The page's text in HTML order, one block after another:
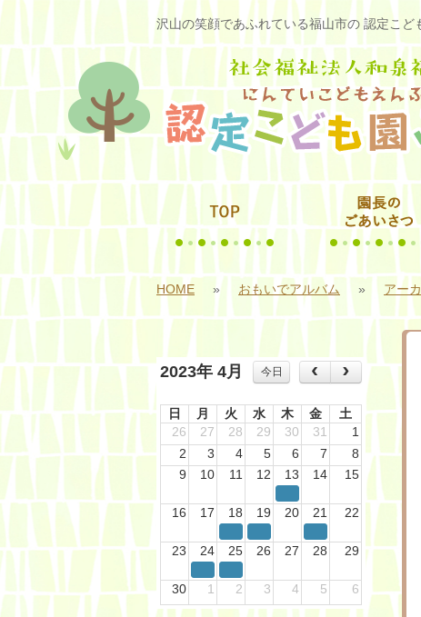
沢山の笑顔であふれている福山市の 認定こど
HOME » おもいでアルバム » アー
2023年 4月 今日
日 月 火 水 木 金
土
26
27 28 29 30 31
1
2
3 4 5 6 7
8
9
10 11 12 13 14 15
16 17 18 19 20 21 22
23 24 25 26 27 28 29
30 1 2 3 4 5 6